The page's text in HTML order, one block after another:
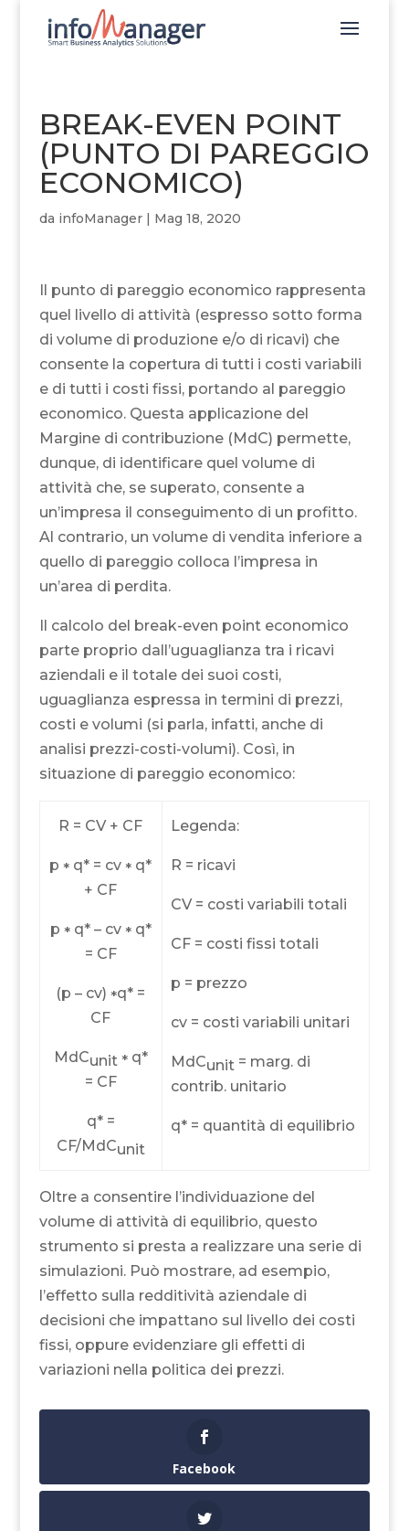
BREAK-EVEN POINT
(PUNTO DI PAREGGIO
ECONOMICO)
da infoManager| Mag 18, 2020
Il punto di pareggio economico rappresenta
quel livello di attività (espresso sotto forma
di volume di produzione e/o di ricavi) che
consente la copertura di tutti i costi variabili
e di tutti i costi fissi, portando al pareggio
economico. Questa applicazione del
Margine di contribuzione (MdC) permette,
dunque, di identificare quel volume di
attività che, se superato, consente a
un’impresa il conseguimento di un profitto.
Al contrario, un volume di vendita inferiore a
quello di pareggio colloca l’impresa in
un’area di perdita.
Il calcolo del break-even point economico
parte proprio dall’uguaglianza tra i ricavi
aziendali e il totale dei suoi costi,
uguaglianza espressa in termini di prezzi,
costi e volumi (si parla, infatti, anche di
analisi prezzi-costi-volumi). Così, in
situazione di pareggio economico:
R = CV + CF
p* q* = cv* q*
+ CF
p *q* – cv *q*
= CF
(p – cv)*q* =
CF
MdCunit *q*
= CF
q* =
CF/MdCunit
Legenda:
R = ricavi
CV = costi variabili totali
CF = costi fissi totali
p = prezzo
cv = costi variabili unitari
MdCunit = marg. di
contrib. unitario
q* = quantità di equilibrio
Oltre a consentire l’individuazione del
volume di attività di equilibrio, questo
strumento si presta a realizzare una serie di
simulazioni. Può mostrare, ad esempio,
l’effetto sulla redditività aziendale di
decisioni che impattano sul livello dei costi
fissi, oppure evidenziare gli effetti di
variazioni nella politica dei prezzi.
Facebook